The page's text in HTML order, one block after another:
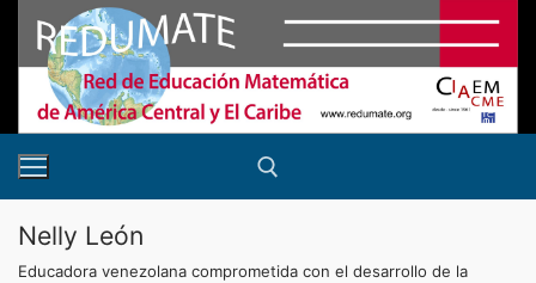
contenido
Buscar:
Nelly León
Educadora venezolana comprometida con el desarrollo de la